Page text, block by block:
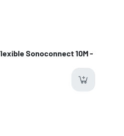
Sonoconnect 10M -